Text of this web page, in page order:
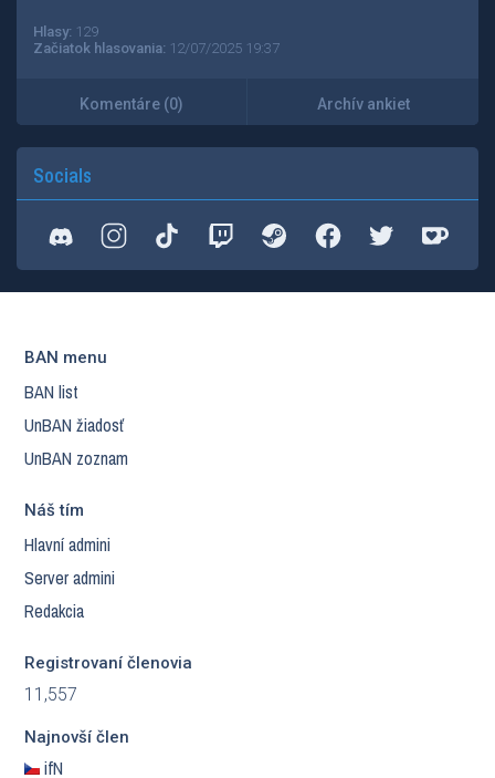
Hlasy: 129
Začiatok hlasovania: 12/07/2025 19:37
Komentáre (0) Archív ankiet
Socials
BAN menu
BAN list
UnBAN žiadosť
UnBAN zoznam
Náš tím
Hlavní admini
Server admini
Redakcia
Registrovaní členovia
11,557
Najnovší člen
ifN